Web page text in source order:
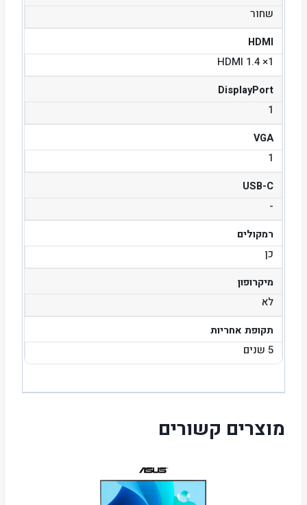
שחור
HDMI
1× HDMI 1.4
DisplayPort
1
VGA
1
USB-C
-
רמקולים
כן
מיקרופון
לא
תקופת אחריות
5 שנים
מוצרים קשורים